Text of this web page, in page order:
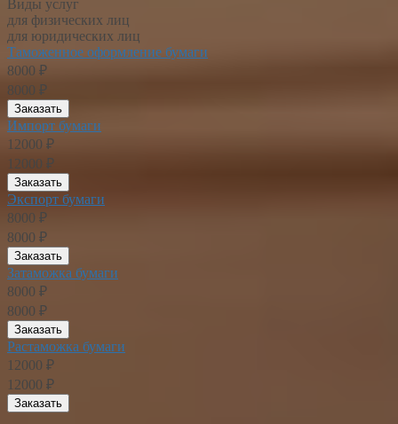
Виды услуг
для физических лиц
для юридических лиц
Таможенное оформление бумаги
8000 ₽
8000 ₽
Заказать
Импорт бумаги
12000 ₽
12000 ₽
Заказать
Экспорт бумаги
8000 ₽
8000 ₽
Заказать
Затаможка бумаги
8000 ₽
8000 ₽
Заказать
Растаможка бумаги
12000 ₽
12000 ₽
Заказать